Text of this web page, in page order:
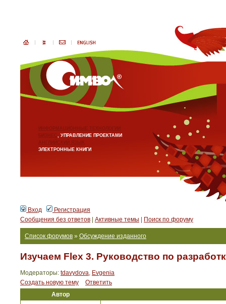
ИНФОРМАЦИОННЫЕ ТЕХНОЛОГИИ
БИЗНЕС, УПРАВЛЕНИЕ ПРОЕКТАМИ
АНГЛИЙСКИЙ ЯЗЫК
ЭЛЕКТРОННЫЕ КНИГИ
Вход
Регистрация
Сообщения без ответов
Активные темы Поиск по форуму
Список форумов » Обсуждение изданного
Изучаем Flex 3. Руководство по
Модераторы: tdavydova, Evgenia
Создать новую тему
Ответить
Автор